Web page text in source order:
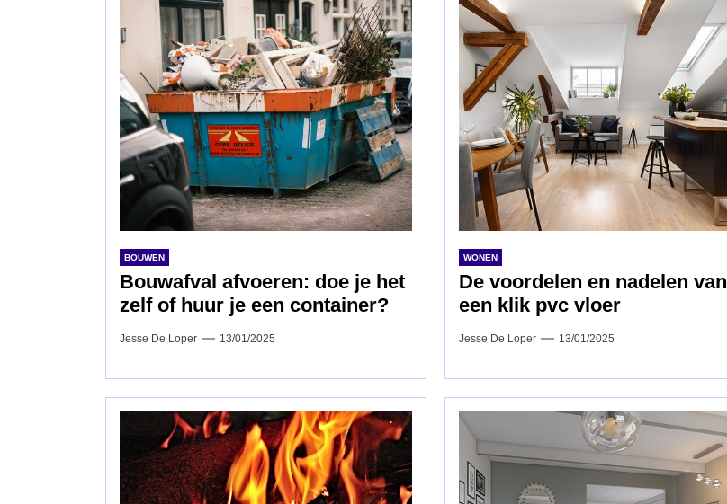
BOUWEN
Bouwafval afvoeren: doe je het
zelf of huur je een container?
Jesse De Loper 13/01/2025
WONEN
De voordelen en nadelen van
een klik pvc vloer
Jesse De Loper 13/01/2025